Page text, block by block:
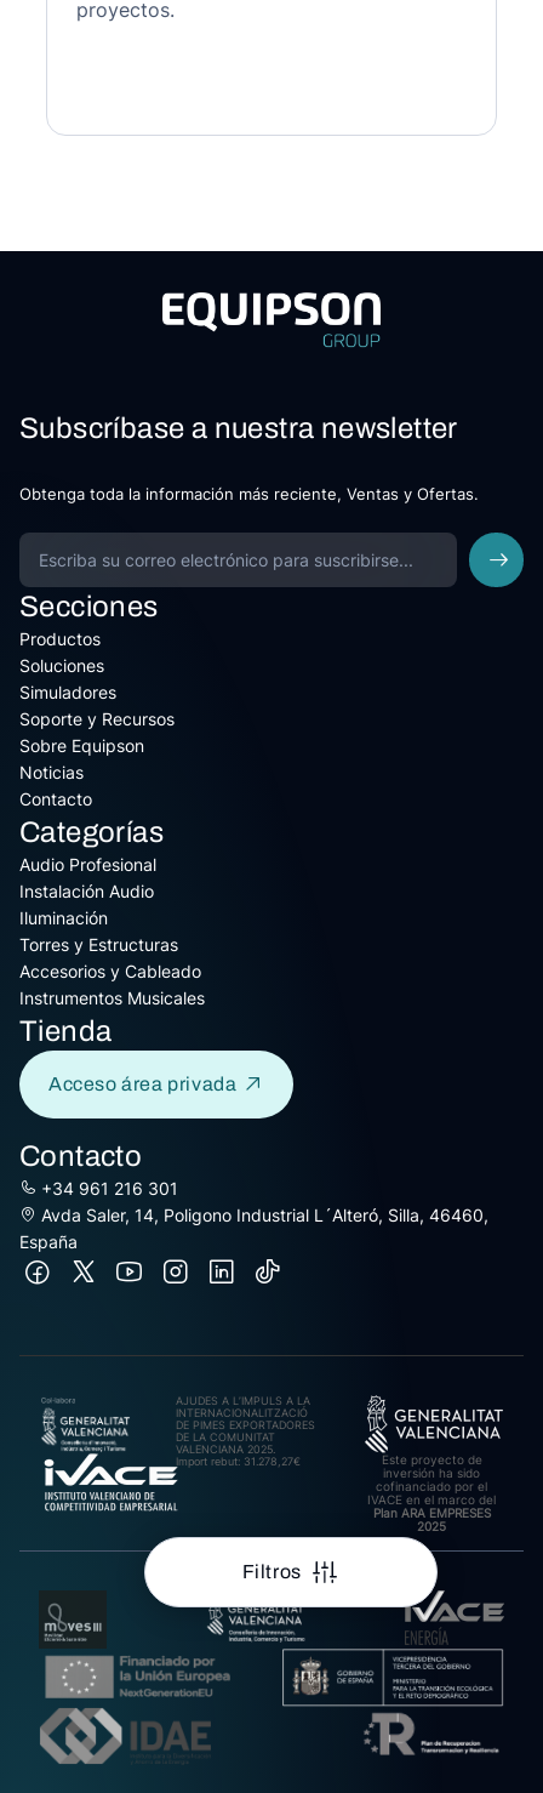
Filtros
proyectos.
Subscríbase a nuestra newsletter
Obtenga toda la información más reciente, Ventas y Ofertas.
Secciones
Productos
Soluciones
Simuladores
Soporte y Recursos
Sobre Equipson
Noticias
Contacto
Categorías
Audio Profesional
Instalación Audio
Iluminación
Torres y Estructuras
Accesorios y Cableado
Instrumentos Musicales
Tienda
Acceso área privada
Contacto
+34 961 216 301
Avda Saler, 14, Poligono Industrial L´Alteró, Silla, 46460,
España
AJUDES A L’IMPULS A LA
INTERNACIONALITZACIÓ
DE PIMES EXPORTADORES
DE LA COMUNITAT
VALENCIANA 2025.
Import rebut: 31.278,27€
Este proyecto de
inversión ha sido
cofinanciado por el
IVACE en el marco del
Plan ARA EMPRESES
2025